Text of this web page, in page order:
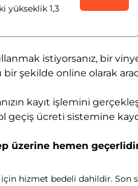
istiyorsanız, bir
şekilde online olarak
kayıt işlemini
geçiş ücreti sistemine
üzerine hemen
hizmet bedeli dahildir. Son
yükseklik 1,3